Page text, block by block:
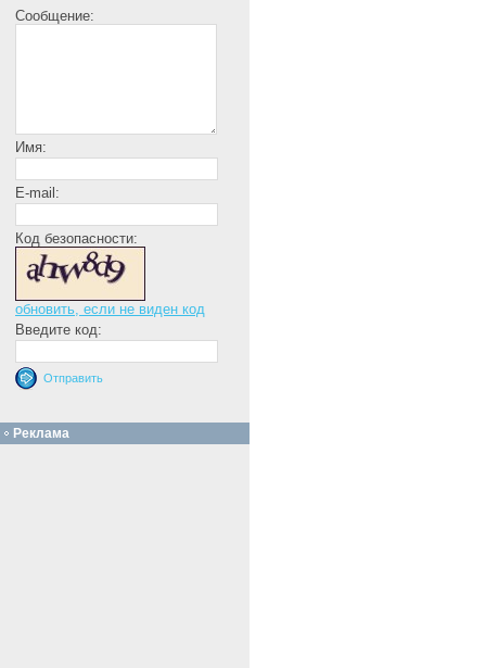
Сообщение:
Имя:
E-mail:
Код безопасности:
обновить, если не виден код
Введите код:
Реклама